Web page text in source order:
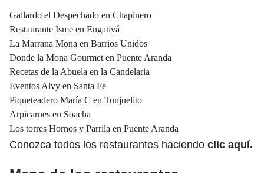
Gallardo el Despechado en Chapinero
Restaurante Isme en Engativá
La Marrana Mona en Barrios Unidos
Donde la Mona Gourmet en Puente Aranda
Recetas de la Abuela en la Candelaria
Eventos Alvy en Santa Fe
Piqueteadero María C en Tunjuelito
Arpicarnes en Soacha
Los torres Hornos y Parrila en Puente Aranda
Conozca todos los restaurantes haciendo clic aquí.